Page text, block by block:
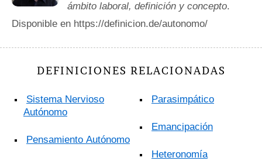
ámbito laboral, definición y concepto.
Disponible en https://definicion.de/autonomo/
DEFINICIONES RELACIONADAS
Sistema Nervioso
Autónomo
Pensamiento Autónomo
Parasimpático
Emancipación
Heteronomía